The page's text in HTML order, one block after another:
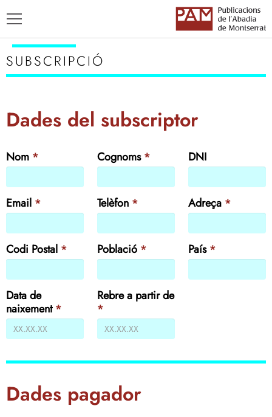
TÍTOLS
AUTORS
ENSENYAMENT CATALÀ
SUBSCRIPCIÓ
Dades del subscriptor
Nom * Cognoms* DNI
Email * Telèfon * Adreça *
Codi Postal * Població * País*
Data de
naixement*
Rebre a partir de
*
Dades pagador